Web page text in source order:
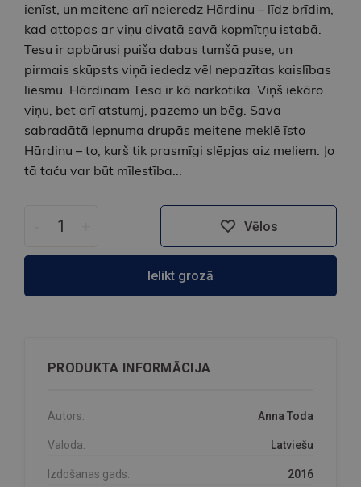
ienīst, un meitene arī neieredz Hārdinu – līdz brīdim,
kad attopas ar viņu divatā savā kopmītņu istabā.
Tesu ir apbūrusi puiša dabas tumšā puse, un
pirmais skūpsts viņā iededz vēl nepazītas kaislības
liesmu. Hārdinam Tesa ir kā narkotika. Viņš iekāro
viņu, bet arī atstumj, pazemo un bēg. Sava
sabradātā lepnuma drupās meitene meklē īsto
Hārdinu – to, kurš tik prasmīgi slēpjas aiz meliem. Jo
tā taču var būt mīlestība...
Vēlos
Ielikt grozā
PRODUKTA INFORMĀCIJA
Autors: Anna Toda
Valoda: Latviešu
Izdošanas gads: 2016